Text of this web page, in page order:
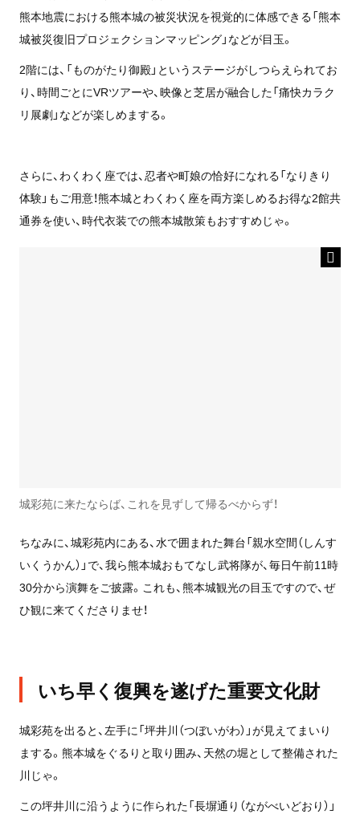
熊本地震における熊本城の被災状況を視覚的に体感できる「熊本
城被災復旧プロジェクションマッピング」などが目玉。
2階には、「ものがたり御殿」というステージがしつらえられてお
り、時間ごとにVRツアーや、映像と芝居が融合した「痛快カラク
リ展劇」などが楽しめまする。
さらに、わくわく座では、忍者や町娘の恰好になれる「なりきり
体験」もご用意！熊本城とわくわく座を両方楽しめるお得な2館共
通券を使い、時代衣装での熊本城散策もおすすめじゃ。
城彩苑に来たならば、これを見ずして帰るべからず！
ちなみに、城彩苑内にある、水で囲まれた舞台「親水空間（しんす
いくうかん）」で、我ら熊本城おもてなし武将隊が、毎日午前11時
30分から演舞をご披露。これも、熊本城観光の目玉ですので、ぜ
ひ観に来てくださりませ！
いち早く復興を遂げた重要文化財
城彩苑を出ると、左手に「坪井川（つぼいがわ）」が見えてまいり
まする。熊本城をぐるりと取り囲み、天然の堀として整備された
川じゃ。
この坪井川に沿うように作られた「長塀通り（ながべいどおり）」